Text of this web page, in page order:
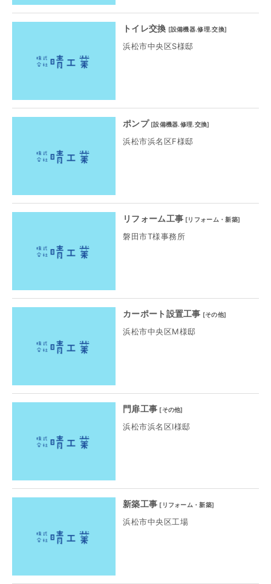
トイレ交換 [設備機器.修理.交換]
浜松市中央区S様邸
ポンプ [設備機器.修理.交換]
浜松市浜名区F様邸
リフォーム工事 [リフォーム・新築]
磐田市T様事務所
カーポート設置工事 [その他]
浜松市中央区M様邸
門扉工事 [その他]
浜松市浜名区I様邸
新築工事 [ リフォーム・新築]
浜松市中央区工場